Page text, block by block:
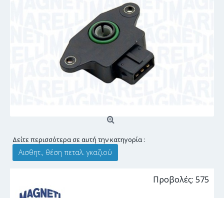
Δείτε περισσότερα σε αυτή την κατηγορία :
Αισθητ., θέση πεταλ. γκαζιού
Προβολές: 575